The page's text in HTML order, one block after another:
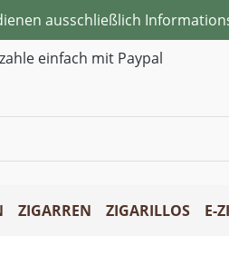
ausschließlich
einfach mit Paypal
ZIGARREN ZIGARILLOS E-